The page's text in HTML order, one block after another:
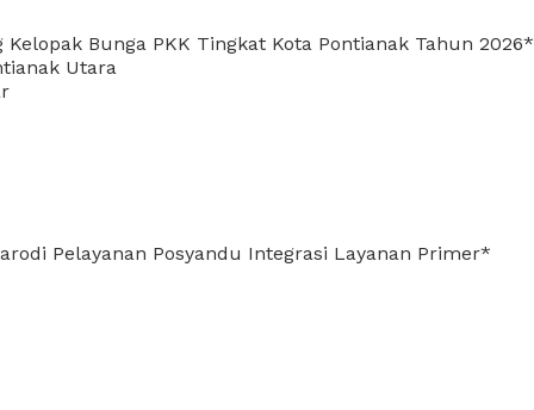
Bunga PKK Tingkat Kota Pontianak Tahun 2026*
Utara
Pelayanan Posyandu Integrasi Layanan Primer*